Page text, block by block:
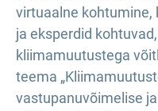
virtuaalne kohtumine,
ja eksperdid
kliimamuutustega
teema
vastupanuvõimelise